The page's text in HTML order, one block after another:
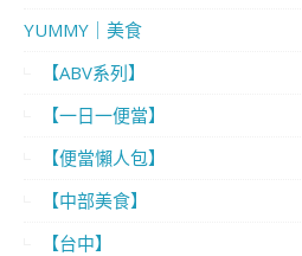
YUMMY｜美食
【ABV系列】
【一日一便當】
【便當懶人包】
【中部美食】
【台中】